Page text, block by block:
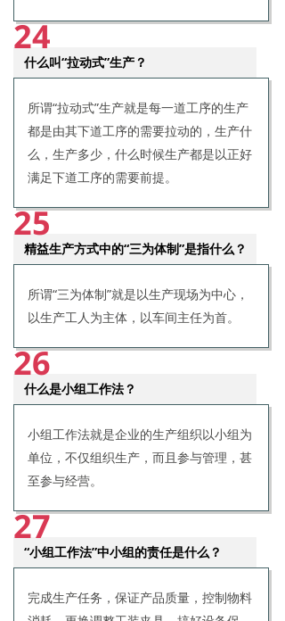
24
什么叫“拉动式”生产？
所谓“拉动式”生产就是每一道工序的生产
都是由其下道工序的需要拉动的，生产什
么，生产多少，什么时候生产都是以正好
满足下道工序的需要前提。
25
精益生产方式中的“三为体制”是指什么？
所谓“三为体制”就是以生产现场为中心，
以生产工人为主体，以车间主任为首。
26
什么是小组工作法？
小组工作法就是企业的生产组织以小组为
单位，不仅组织生产，而且参与管理，甚
至参与经营。
27
“小组工作法”中小组的责任是什么？
完成生产任务，保证产品质量，控制物料